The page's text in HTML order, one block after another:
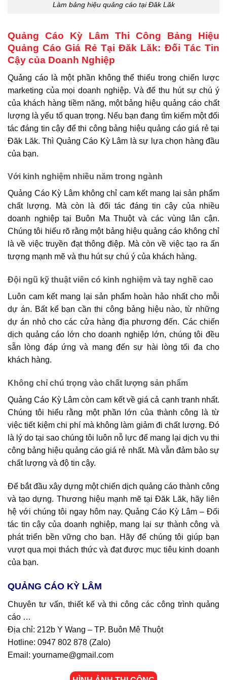
Làm bảng hiệu quảng cáo tại Đăk Lăk
Quảng Cáo Kỳ Lâm Thi Công Bảng Hiệu
Quảng Cáo Giá Rẻ Tại Đăk Lăk: Đối Tác Tin
Cậy của Doanh Nghiệp
Quảng cáo là một phần không thể thiếu trong chiến lược
marketing của mọi doanh nghiệp. Và để thu hút sự chú ý
của khách hàng tiềm năng, một bảng hiệu quảng cáo chất
lượng là yếu tố quan trọng. Nếu bạn đang tìm kiếm một đối
tác đáng tin cậy để thi công bảng hiệu quảng cáo giá rẻ tại
Đăk Lăk. Thì Quảng Cáo Kỳ Lâm là sự lựa chọn hàng đầu
của bạn.
Với kinh nghiệm nhiều năm trong ngành
Quảng Cáo Kỳ Lâm không chỉ cam kết mang lại sản phẩm
chất lượng. Mà còn là đối tác đáng tin cậy của nhiều
doanh nghiệp tại Buôn Ma Thuột và các vùng lân cận.
Chúng tôi hiểu rõ rằng một bảng hiệu quảng cáo không chỉ
là về việc truyền đạt thông điệp. Mà còn về việc tạo ra ấn
tượng mạnh mẽ và thu hút sự chú ý của khách hàng.
Đội ngũ kỹ thuật viên có kinh nghiệm và tay nghề cao
Luôn cam kết mang lại sản phẩm hoàn hảo nhất cho mỗi
dự án. Bất kể bạn cần thi công bảng hiệu nào, từ những
dự án nhỏ cho các cửa hàng địa phương đến. Các chiến
dịch quảng cáo lớn cho doanh nghiệp lớn, chúng tôi đều
sẵn lòng đáp ứng và mang đến sự hài lòng tối đa cho
khách hàng.
Không chỉ chú trọng vào chất lượng sản phẩm
Quảng Cáo Kỳ Lâm còn cam kết về giá cả cạnh tranh nhất.
Chúng tôi hiểu rằng một phần lớn của thành công là từ
việc tiết kiệm chi phí mà không làm giảm đi chất lượng. Đó
là lý do tại sao chúng tôi luôn nỗ lực để mang lại dịch vụ thi
công bảng hiệu quảng cáo giá rẻ nhất. Mà vẫn đảm bảo sự
chất lượng và độ tin cậy.
Để bắt đầu xây dựng một chiến dịch quảng cáo thành công
và tạo dựng. Thương hiệu mạnh mẽ tại Đăk Lăk, hãy liên
hệ với chúng tôi ngay hôm nay. Quảng Cáo Kỳ Lâm – Đối
tác tin cậy của doanh nghiệp, mang lại sự thành công và
phát triển bền vững cho bạn. Hãy để chúng tôi giúp bạn
vượt qua mọi thách thức và đạt được mục tiêu kinh doanh
của bạn.
QUẢNG CÁO KỲ LÂM
Chuyên tư vấn, thiết kế và thi công các công trình quảng
cáo …
Địa chỉ: 212b Y Wang – TP. Buôn Mê Thuột
Hotline: 0947 802 878 (Zalo)
Email: yourname@gmail.com